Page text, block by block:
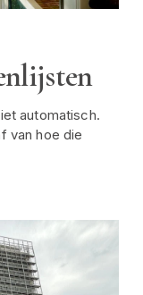
automatisch.
van hoe die